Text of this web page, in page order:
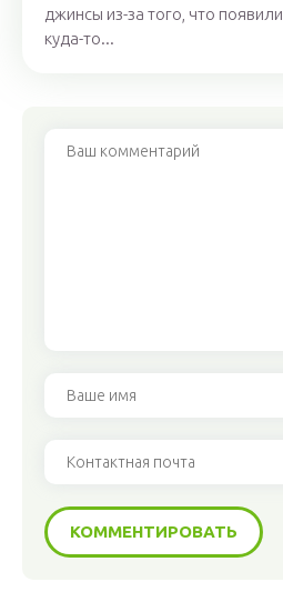
джинсы из-за того, что
куда-то...